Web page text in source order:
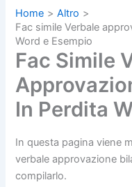
Home
Altro
Fac simile Verbale
Word e Esempio
Fac Simile
In Perdita​
In questa pagina viene
verbale approvazione
compilarlo.